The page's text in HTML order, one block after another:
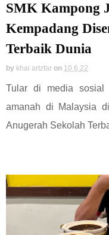
SMK Kampong
Kempadang
Terbaik Dunia
by khai artzfar on 10.6.22
Tular di media sosial
amanah di Malaysia
Anugerah Sekolah